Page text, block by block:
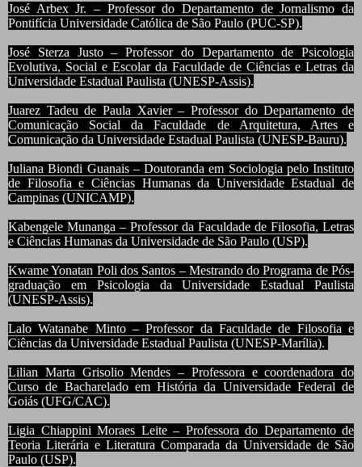
José Arbex Jr. – Professor do Departamento de Jornalismo da
Pontifícia Universidade Católica de São Paulo (PUC-SP).
José Sterza Justo – Professor do Departamento de Psicologia
Evolutiva, Social e Escolar da Faculdade de Ciências e Letras da
Universidade Estadual Paulista (UNESP-Assis).
Juarez Tadeu de Paula Xavier – Professor do Departamento de
Comunicação Social da Faculdade de Arquitetura, Artes e
Comunicação da Universidade Estadual Paulista (UNESP-Bauru).
Juliana Biondi Guanais – Doutoranda em Sociologia pelo Instituto
de Filosofia e Ciências Humanas da Universidade Estadual de
Campinas (UNICAMP).
Kabengele Munanga – Professor da Faculdade de Filosofia, Letras
e Ciências Humanas da Universidade de São Paulo (USP).
Kwame Yonatan Poli dos Santos – Mestrando do Programa de Pós-
graduação em Psicologia da Universidade Estadual Paulista
(UNESP-Assis).
Lalo Watanabe Minto – Professor da Faculdade de Filosofia e
Ciências da Universidade Estadual Paulista (UNESP-Marília).
Lilian Marta Grisolio Mendes – Professora e coordenadora do
Curso de Bacharelado em História da Universidade Federal de
Goiás (UFG/CAC).
Ligia Chiappini Moraes Leite – Professora do Departamento de
Teoria Literária e Literatura Comparada da Universidade de São
Paulo (USP).